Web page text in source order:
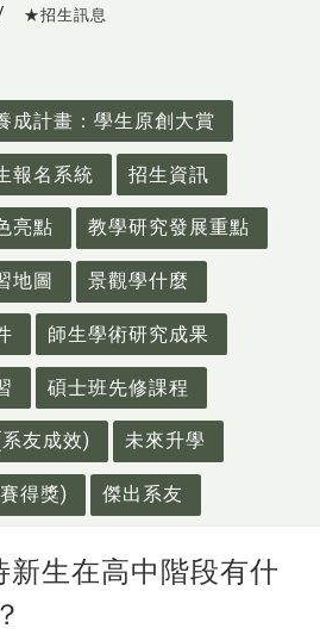
★招生訊息
成計畫：學生原創大賞
報名系統 招生資訊
亮點 教學研究發展重點
地圖 景觀學什麼
師生學術研究成果
碩士班先修課程
友成效) 未來升學
得獎) 傑出系友
新生在高中階段有什